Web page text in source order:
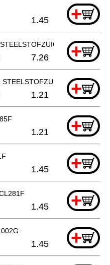
+
1.45
+
7.26
+
1.21
+
1.21
+
1.45
+
1.45
+
1.45